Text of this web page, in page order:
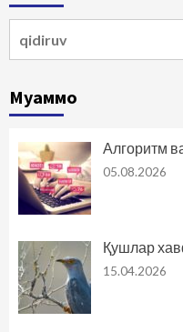
Муаммо
Алгоритм
05.08.2026
Қушлар
15.04.2026